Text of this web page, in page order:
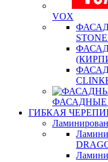
VOX
ФАСАДНЫЕ
ГИБКАЯ